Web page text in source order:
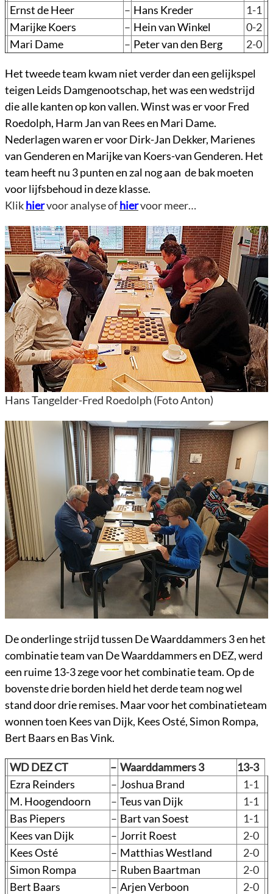
Ernst de Heer
– Hans Kreder
1-1
Marijke Koers
– Hein van Winkel
0-2
Mari Dame
– Peter van den Berg 2-0
Het tweede team kwam niet verder dan een gelijkspel
teigen Leids Damgenootschap, het was een wedstrijd
die alle kanten op kon vallen. Winst was er voor Fred
Roedolph, Harm Jan van Rees en Mari Dame.
Nederlagen waren er voor Dirk-Jan Dekker, Marienes
van Genderen en Marijke van Koers-van Genderen. Het
team heeft nu 3 punten en zal nog aan de bak moeten
voor lijfsbehoud in deze klasse.
Klikhiervoor analyse ofhiervoor meer…
Hans Tangelder-Fred Roedolph (Foto Anton)
De onderlinge strijd tussen De Waarddammers 3 en het
combinatie team van De Waarddammers en DEZ, werd
een ruime 13-3 zege voor het combinatie team. Op de
bovenste drie borden hield het derde team nog wel
stand door drie remises. Maar voor het combinatieteam
wonnen toen Kees van Dijk, Kees Osté, Simon Rompa,
Bert Baars en Bas Vink.
WD DEZ CT – Waarddammers 3
13-3
Ezra Reinders
– Joshua Brand
1-1
M. Hoogendoorn
– Teus van Dijk
1-1
Bas Piepers
– Bart van Soest
1-1
Kees van Dijk
– Jorrit Roest
2-0
Kees Osté
– Matthias Westland
2-0
Simon Rompa
– Ruben Baartman
2-0
Bert Baars
– Arjen Verboon 2-0